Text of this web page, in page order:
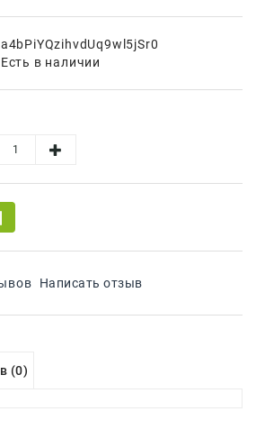
a4bPiYQzihvdUq9wl5jSr0
Есть в наличии
Написать отзыв
(0)